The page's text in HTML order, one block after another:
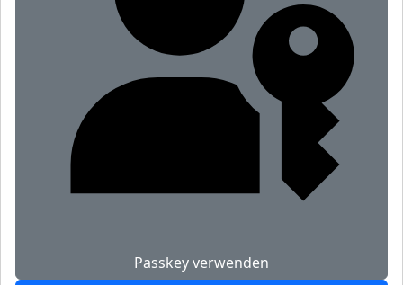
Passkey verwenden